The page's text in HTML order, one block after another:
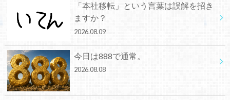
「本社移転」という言葉は誤解を招き
ますか？
2026.08.09
今日は888で通常。
2026.08.08